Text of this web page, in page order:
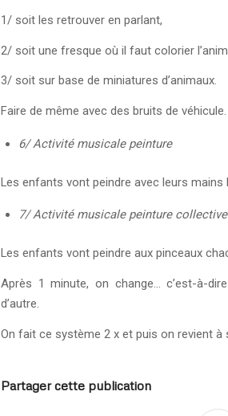
1/ soit les retrouver en parlant,
2/ soit une fresque où il faut colorier
3/ soit sur base de miniatures d’animaux.
Faire de même avec des bruits de véhicule.
6/ Activité musicale peinture
Les enfants vont peindre avec leurs
7/ Activité musicale peinture collective
Les enfants vont peindre aux pinceaux
Après 1 minute, on change… c’est-à-
d’autre.
On fait ce système 2 x et puis on revient
Partager cette publication